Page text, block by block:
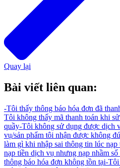
Quay lại
Bài viết liên quan:
-Tôi thấy thông báo hóa đơn đã
Tôi không thấy mã thanh toán khi
quầy-Tôi không sử dụng được dịch
vụ/sản phẩm tôi nhận được không
làm gì khi nhập sai thông tin lúc nạp
nạp tiền dịch vụ nhưng nạp nhầm
thông báo hóa đơn không tồn tại-Tôi